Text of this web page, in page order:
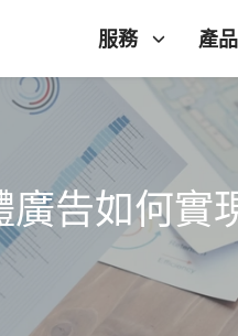
服務 產品
告如何實